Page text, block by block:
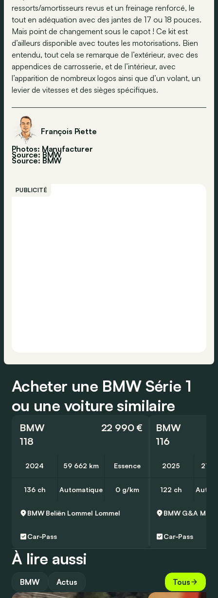
ressorts/amortisseurs revus et un freinage renforcé, le
tout en adéquation avec des jantes de 17 ou 18 pouces.
Mais point de changement sous le capot ! Ce kit est
d’ailleurs disponible avec toutes les motorisations. Bien
entendu, tout cela se remarque de l’extérieur, avec des
appendices de carrosserie, et de l’intérieur, avec
l’apparition de nombreux logos ainsi que d’un volant, un
levier de vitesses et des sièges spécifiques.
François Piette
Photos: Manufacturer
Source: BMW
Source: BMW
PUBLICITÉ
Acheter une BMW Série 1
ou une voiture similaire
BMW
118
22 990 €
2024 59 662 km Essence
136 ch Automatique 0 g/km
BMW Beliën Lommel Lommel
Car-Pass
BMW
116
2025 21
122 ch
BMW G&A
Car-Pass
À lire aussi
BMW Actus Tous